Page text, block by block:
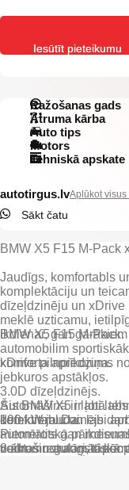
Ražošanas gads
Ātruma kārba
Auto tips
Motors
Tehniskā apskate
autotirgus.lvAplūkot visus
Sākt čatu
BMW X5 F15 M-Pack
Jaudīgs, komfortabls
komplektāciju un
dīzeļdzinēju un
meklē uzticamu,
ikdienai, gan
automobilim
komforta aprīkojums
jebkuros apstākļos.
Automašīna ir labā
defektiem. Dzinējs
automātiskā
veiktas regulāri, tāpēc
ieguldījumus. Šis ir
BMW X5 F15 M-Pack.
xDrive pilnpiedziņa.
3.0D dīzeļdzinējs.
190 kW jauda.
8 ātrumu automātiskā
Šis BMW X5 ir ļoti
komfortablu un labi
Piemērots gan
nodrošinot augstu